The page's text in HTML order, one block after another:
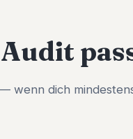
wenn dich